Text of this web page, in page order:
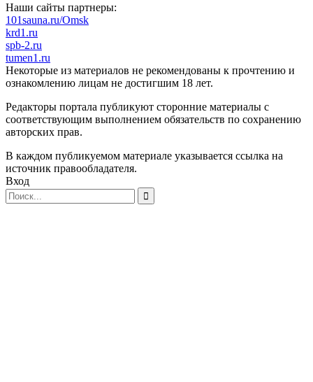
Наши сайты партнеры:
101sauna.ru/Omsk
krd1.ru
spb-2.ru
tumen1.ru
Некоторые из материалов не рекомендованы к прочтению и
ознакомлению лицам не достигшим 18 лет.
Редакторы портала публикуют сторонние материалы с
соответствующим выполнением обязательств по сохранению
авторских прав.
В каждом публикуемом материале указывается ссылка на
источник правообладателя.
Вход